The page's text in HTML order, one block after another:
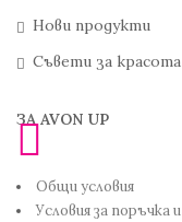
Нови продукти
Съвети за
ЗА AVON UP
Общи условия
Условия за поръчка